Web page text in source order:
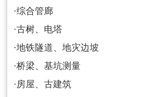
·综合管廊
·古树、电塔
·地铁隧道、地灾边坡
·桥梁、基坑测量
·房屋、古建筑